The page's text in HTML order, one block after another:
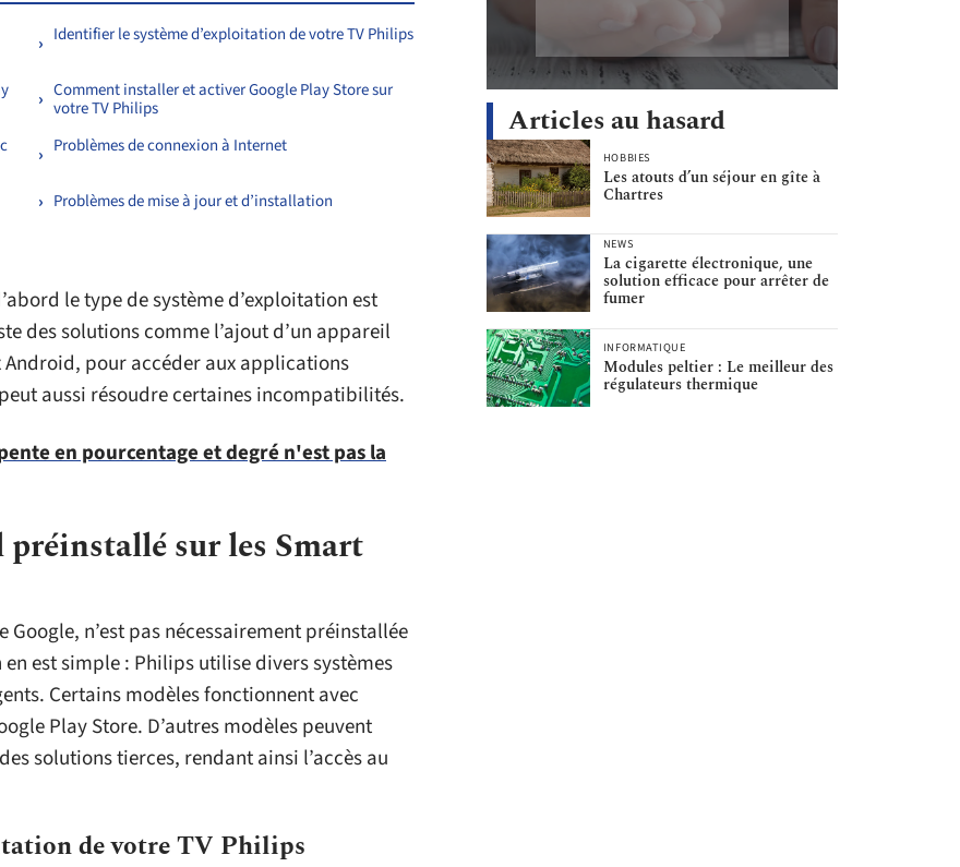
Identifier le système d’exploitation de votre TV Philips
Comment installer et activer Google Play Store sur
votre TV Philips
Problèmes de connexion à Internet
Problèmes de mise à jour et d’installation
le type de système d’exploitation est
des solutions comme l’ajout d’un appareil
Android, pour accéder aux applications
aussi résoudre certaines incompatibilités.
en pourcentage et degré n'est pas la
sur les Smart
Google, n’est pas nécessairement préinstallée
en est simple : Philips utilise divers systèmes
Certains modèles fonctionnent avec
Play Store. D’autres modèles peuvent
solutions tierces, rendant ainsi l’accès au
de votre TV Philips
Articles au hasard
HOBBIES
Les atouts d’un séjour en gîte à
Chartres
NEWS
La cigarette électronique, une
solution efficace pour arrêter de
fumer
INFORMATIQUE
Modules peltier : Le meilleur des
régulateurs thermique